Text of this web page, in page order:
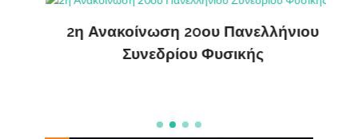
2η Ανακοίνωση 20ου Πανελλήνιου
Συνεδρίου Φυσικής